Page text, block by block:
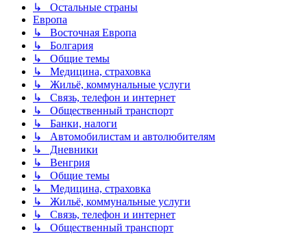
↳ Остальные страны
Европа
↳ Восточная Европа
↳ Болгария
↳ Общие темы
↳ Медицина, страховка
↳ Жильё, коммунальные услуги
↳ Связь, телефон и интернет
↳ Общественный транспорт
↳ Банки, налоги
↳ Автомобилистам и автолюбителям
↳ Дневники
↳ Венгрия
↳ Общие темы
↳ Медицина, страховка
↳ Жильё, коммунальные услуги
↳ Связь, телефон и интернет
↳ Общественный транспорт